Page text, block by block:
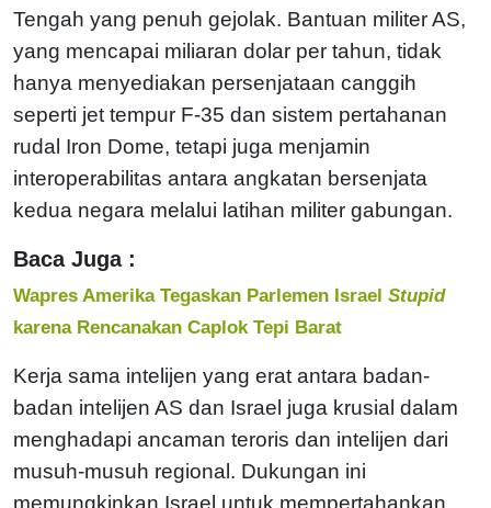
Tengah yang penuh gejolak. Bantuan militer AS,
yang mencapai miliaran dolar per tahun, tidak
hanya menyediakan persenjataan canggih
seperti jet tempur F-35 dan sistem pertahanan
rudal Iron Dome, tetapi juga menjamin
interoperabilitas antara angkatan bersenjata
kedua negara melalui latihan militer gabungan.
Baca Juga :
Wapres Amerika Tegaskan Parlemen Israel Stupid
karena Rencanakan Caplok Tepi Barat
Kerja sama intelijen yang erat antara badan-
badan intelijen AS dan Israel juga krusial dalam
menghadapi ancaman teroris dan intelijen dari
musuh-musuh regional. Dukungan ini
memungkinkan Israel untuk mempertahankan